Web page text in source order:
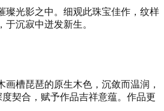
璨光影之中。细观此珠宝佳作，纹样
沉寂中迸发新生。
槽琵琶的原生木色，沉敛而温润，
契合，赋予作品吉祥意蕴。作品更